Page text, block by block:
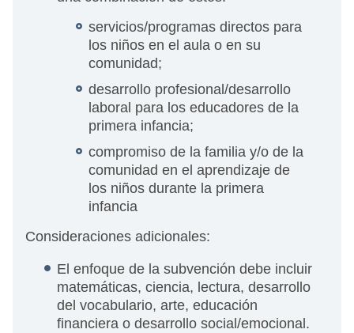
servicios/programas directos para
los niños en el aula o en su
comunidad;
desarrollo profesional/desarrollo
laboral para los educadores de la
primera infancia;
compromiso de la familia y/o de la
comunidad en el aprendizaje de
los niños durante la primera
infancia
Consideraciones adicionales:
El enfoque de la subvención debe incluir
matemáticas, ciencia, lectura, desarrollo
del vocabulario, arte, educación
financiera o desarrollo social/emocional.